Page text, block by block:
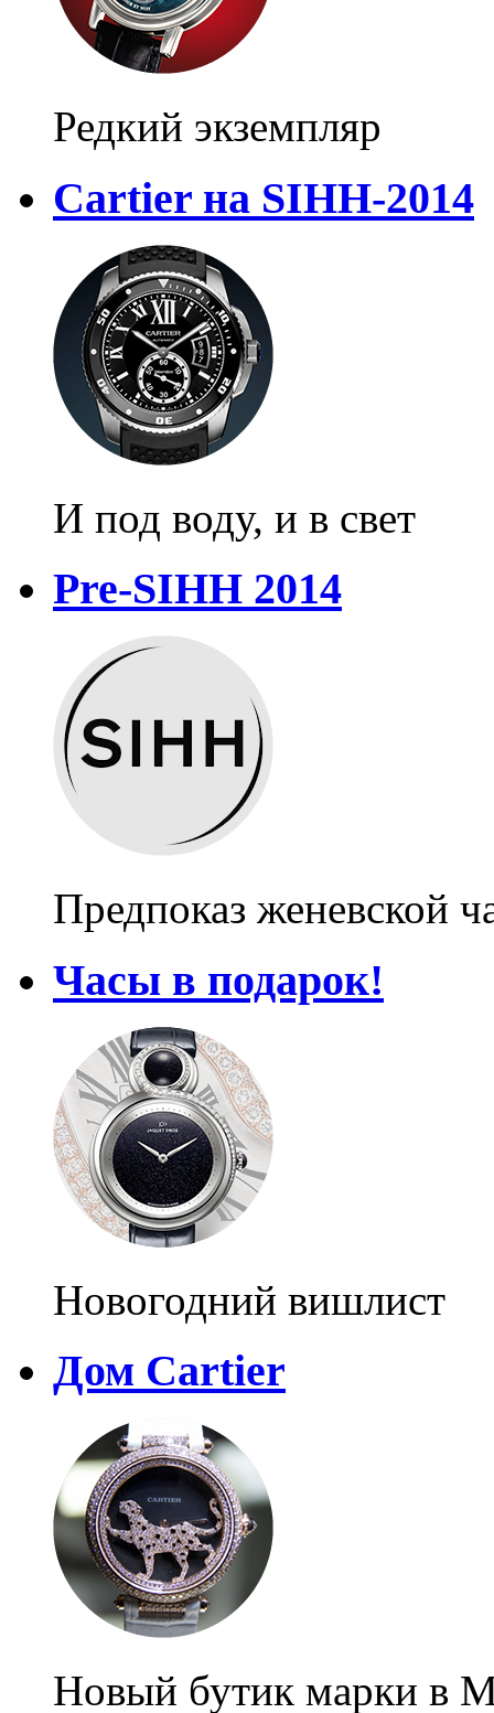
Редкий экземпляр
Cartier на SIHH-2014
И под воду, и в свет
Pre-SIHH 2014
Предпоказ женевской
Часы в подарок!
Новогодний вишлист
Дом Cartier
Новый бутик марки в